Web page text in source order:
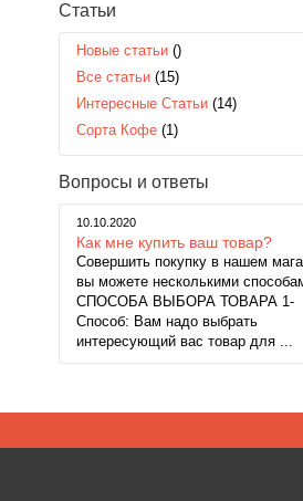
Статьи
Новые статьи ()
Все статьи (15)
Интересные Статьи (14)
Сорта Кофе (1)
Вопросы и ответы
10.10.2020
Как мне купить ваш товар?
Совершить покупку в нашем
вы можете несколькими
СПОСОБА ВЫБОРА ТОВАРА 1-
Способ: Вам надо выбрать
интересующий вас товар для ...